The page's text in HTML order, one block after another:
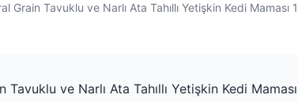
Grain Tavuklu ve Narlı Ata Tahıllı Yetişkin Kedi Maması